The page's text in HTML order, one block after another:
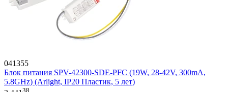
041355
Блок питания SPV-42300-SDE-PFC (19W, 28-42V, 300mA,
5.8GHz) (Arlight, IP20 Пластик, 5 лет)
38